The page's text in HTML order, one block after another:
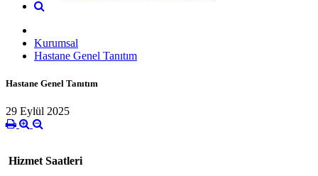
Kurumsal
Hastane Genel Tanıtım
Hastane Genel Tanıtım
29 Eylül 2025
Hizmet Saatleri